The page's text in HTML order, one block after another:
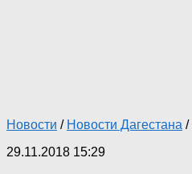
Новости / Новости Дагестана /
29.11.2018 15:29